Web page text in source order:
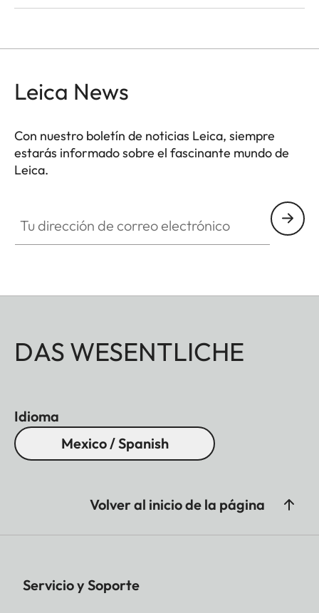
Leica News
Con nuestro boletín de noticias Leica, siempre
estarás informado sobre el fascinante mundo de
Leica.
DAS WESENTLICHE
Idioma
Mexico / Spanish
Volver al inicio de la página
Servicio y Soporte